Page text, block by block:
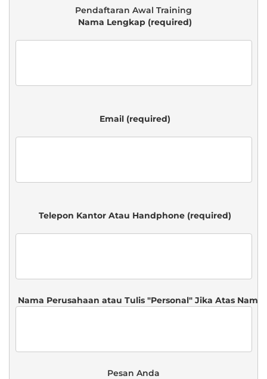
Nama Lengkap (required)
Email (required)
Telepon Kantor Atau Handphone (required)
Pesan Anda